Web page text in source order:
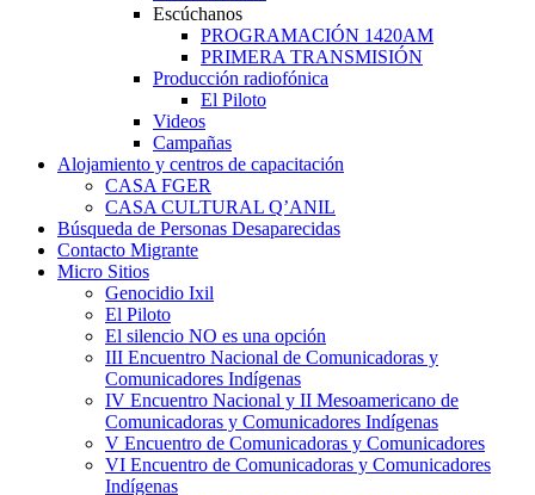
Escúchanos
PROGRAMACIÓN 1420AM
PRIMERA TRANSMISIÓN
Producción radiofónica
El Piloto
Videos
Campañas
Alojamiento y centros de capacitación
CASA FGER
CASA CULTURAL Q’ANIL
Búsqueda de Personas Desaparecidas
Contacto Migrante
Micro Sitios
Genocidio Ixil
El Piloto
El silencio NO es una opción
III Encuentro Nacional de Comunicadoras y
Comunicadores Indígenas
IV Encuentro Nacional y II Mesoamericano de
Comunicadoras y Comunicadores Indígenas
V Encuentro de Comunicadoras y Comunicadores
VI Encuentro de Comunicadoras y Comunicadores
Indígenas